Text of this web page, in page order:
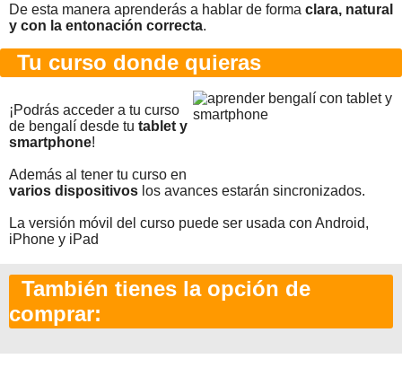
De esta manera aprenderás a hablar de forma clara, natural
y con la entonación correcta.
Tu curso donde quieras
¡Podrás acceder a tu curso
de bengalí desde tu tablet y
smartphone!
Además al tener tu curso en
varios dispositivos los avances estarán sincronizados.
La versión móvil del curso puede ser usada con Android,
iPhone y iPad
También tienes la opción de
comprar: